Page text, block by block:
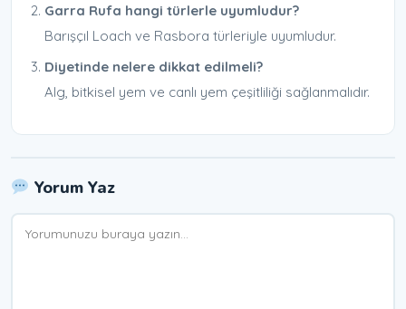
Garra Rufa hangi türlerle uyumludur?
Barışçıl Loach ve Rasbora türleriyle uyumludur.
Diyetinde nelere dikkat edilmeli?
Alg, bitkisel yem ve canlı yem çeşitliliği sağlanmalıdır.
Yorum Yaz
Yorum